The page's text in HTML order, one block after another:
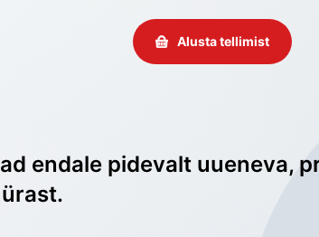
Alusta tellimist
endale pidevalt uueneva,